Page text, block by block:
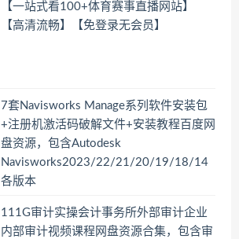
【一站式看100+体育赛事直播网站】
【高清流畅】【免登录无会员】
7套Navisworks Manage系列软件安装包
+注册机激活码破解文件+安装教程百度网
盘资源，包含Autodesk
Navisworks2023/22/21/20/19/18/14
各版本
111G审计实操会计事务所外部审计企业
内部审计视频课程网盘资源合集，包含审